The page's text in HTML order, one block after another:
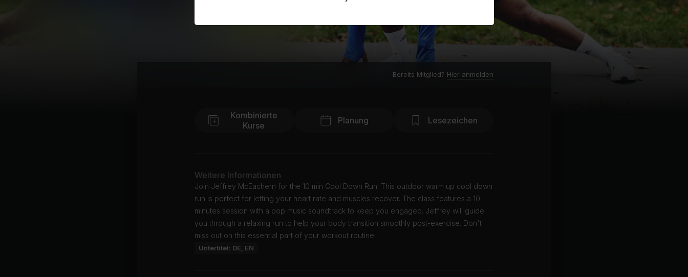
Bereits Mitglied? Hier anmelden
Kombinierte
Kurse
Planung Lesezeichen
Weitere Informationen
Join Jeffrey McEachern for the 10 min Cool Down Run. This outdoor warm up cool down
run is perfect for letting your heart rate and muscles recover. The class features a 10
minutes session with a pop music soundtrack to keep you engaged. Jeffrey will guide
you through a relaxing run to help your body transition smoothly post-exercise. Don't
miss out on this essential part of your workout routine.
Untertitel: DE, EN